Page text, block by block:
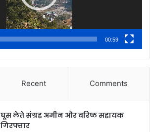
00:59
Recent Comments
घूस लेते संग्रह अमीन और वरिष्ठ सहायक
गिरफ्तार